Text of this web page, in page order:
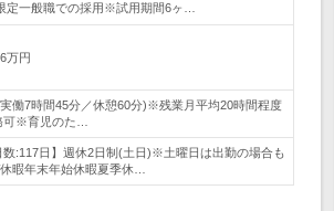
定一般職での採用※試用期間6ヶ…
万円
働7時間45分／休憩60分)※残業月平均20時間程度
※育児のた…
数:117日】週休2日制(土日)※土曜日は出勤の場合も
暇年末年始休暇夏季休…